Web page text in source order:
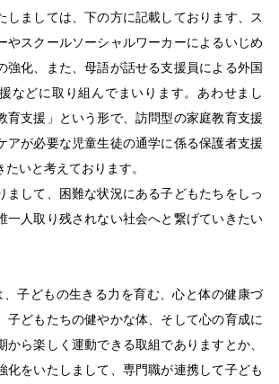
しましては、下の方に記載しております、ス
やスクールソーシャルワーカーによるいじめ
強化、また、母語が話せる支援員による外国
などに取り組んでまいります。あわせまし
育支援」という形で、訪問型の家庭教育支援
アが必要な児童生徒の通学に係る保護者支援
いと考えております。
まして、困難な状況にある子どもたちをしっ
一人取り残されない社会へと繋げていきたい
子どもの生きる力を育む、心と体の健康づ
子どもたちの健やかな体、そして心の育成に
から楽しく運動できる取組でありますとか、
化をいたしまして、専門職が連携して子ども